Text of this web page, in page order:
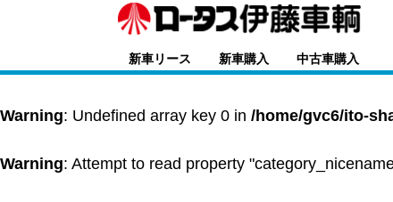
新車リース 新車購入 中古車購入
Warning: Undefined array key 0 in /home/gvc6/ito-
Warning: Attempt to read property